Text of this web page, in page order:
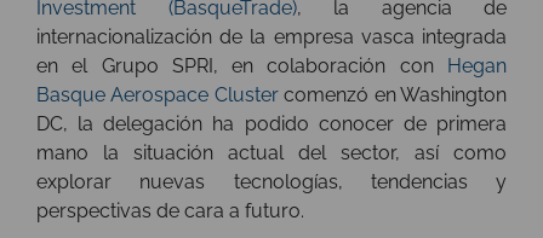
Investment (BasqueTrade), la agencia de
internacionalización de la empresa vasca integrada
en el Grupo SPRI, en colaboración con Hegan
Basque Aerospace Clustercomenzó en Washington
DC, la delegación ha podido conocer de primera
mano la situación actual del sector, así como
explorar nuevas tecnologías, tendencias y
perspectivas de cara a futuro.